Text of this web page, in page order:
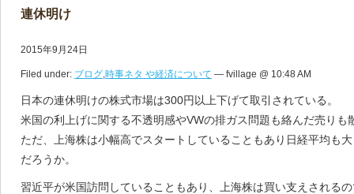
連休明け
2015年9月24日
Filed under: ブログ,時事ネタ や経済について — fvillage @ 10:48 AM
日本の連休明けの株式市場は300円以上下げて取引されている。
米国の利上げに関する不透明感やVWの排ガス問題も絡んだ売りも
ただ、上海株は小幅高でスタートしていることもあり日経平均も
だろうか。
習近平が米国訪問していることもあり、上海株は買い支えされる